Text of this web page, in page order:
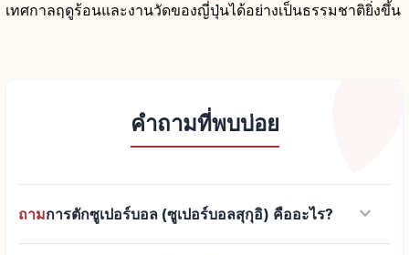
เทศกาลฤดูร้อนและงานวัดของญี่ปุ่นได้อย่างเป็นธรรมชาติยิ่งขึ้น
คำถามที่พบบ่อย
ถามการตักซูเปอร์บอล (ซูเปอร์บอลสุกุอิ) คืออะไร? keyboard_arrow_down